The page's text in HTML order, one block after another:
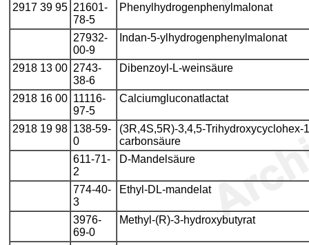
2917 39 95 21601-
78-5
Phenylhydrogenphenylmalonat
27932-
00-9
Indan-5-ylhydrogenphenylmalonat
2918 13 00 2743-
38-6
Dibenzoyl-L-weinsäure
2918 16 00 11116-
97-5
Calciumgluconatlactat
2918 19 98 138-59-
0
(3R,4S,5R)-3,4,5-Trihydroxycyclohex-
carbonsäure
611-71-
2
D-Mandelsäure
774-40-
3
Ethyl-DL-mandelat
3976-
69-0
Methyl-(R)-3-hydroxybutyrat